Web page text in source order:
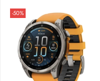
-50%